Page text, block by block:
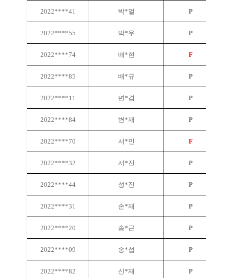
2022****41 박*얼 P
2022****55 박*우 P
2022****74 배*현 F
2022****85 배*규 P
2022****11 변*겸 P
2022****84 변*재 P
2022****70 서*민 F
2022****32 서*진 P
2022****44 성*진 P
2022****31 손*재 P
2022****20 송*근 P
2022****09 송*섭 P
2022****82 신*재 P